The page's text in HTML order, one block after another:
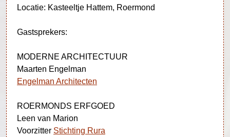
Locatie: Kasteeltje Hattem, Roermond
Gastsprekers:
MODERNE ARCHITECTUUR
Maarten Engelman
Engelman Architecten
ROERMONDS ERFGOED
Leen van Marion
Voorzitter Stichting Rura